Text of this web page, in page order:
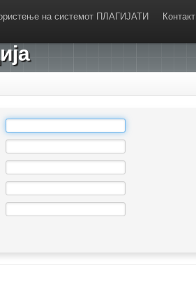
на системот ПЛАГИЈАТИ Контакт